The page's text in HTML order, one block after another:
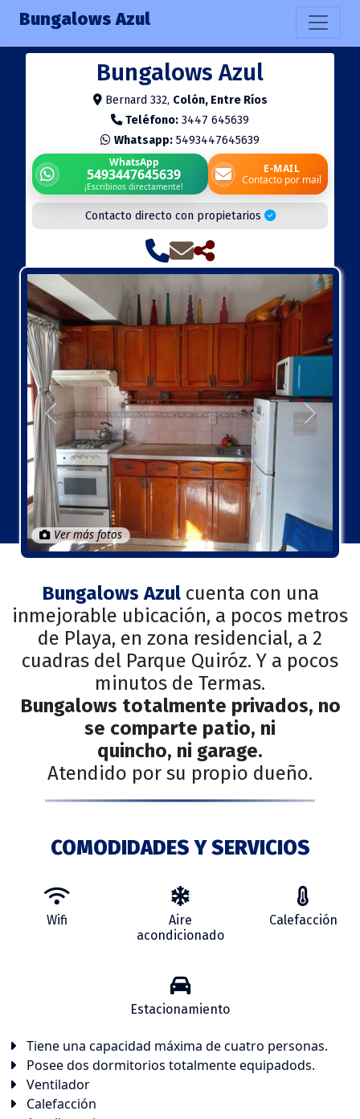
Bungalows Azul
Bungalows Azul
Bernard 332, Colón, Entre Ríos
Teléfono: 3447 645639
Whatsapp: 5493447645639
WhatsApp
5493447645639
¡Escribinos directamente!
E-MAIL
Contacto por mail
Contacto directo con propietarios
Anterior Próximo
Ver más fotos
Bungalows Azulcuenta con una
inmejorable ubicación, a pocos metros
de Playa, en zona residencial, a 2
cuadras del Parque Quiróz. Y a pocos
minutos de Termas.
Bungalows totalmente privados, no
se comparte patio, ni
quincho, ni garage.
Atendido por su propio dueño.
COMODIDADES Y SERVICIOS
Wifi
Aire
acondicionado
Calefacción
Estacionamiento
Tiene una capacidad máxima de cuatro personas.
Posee dos dormitorios totalmente equipadods.
Ventilador
Calefacción